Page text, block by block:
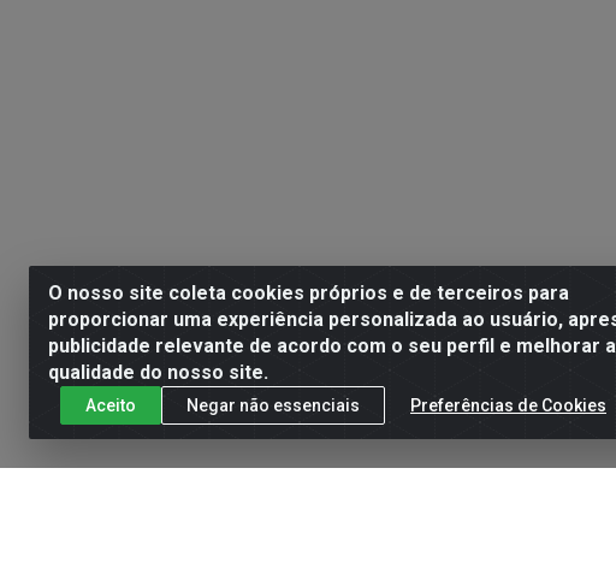
O nosso site coleta cookies próprios e de terceiros para
proporcionar uma experiência personalizada ao usuário,
publicidade relevante de acordo com o seu perfil e melhorar a
qualidade do nosso site.
Aceito Negar não essenciais Preferências de Cookies